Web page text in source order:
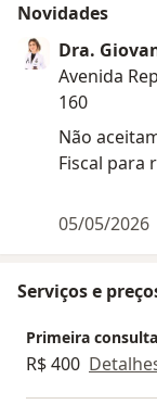
Novidades
Dra.
Avenida
160
Não aceitamos planos de saúde.
Fiscal para
05/05/2026
Serviços e
Primeira
R$ 400